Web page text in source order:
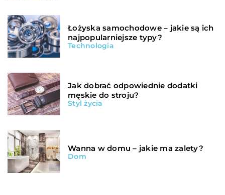
Łożyska samochodowe – jakie są ich
najpopularniejsze typy?
Technologia
Jak dobrać odpowiednie dodatki
męskie do stroju?
Styl życia
Wanna w domu – jakie ma zalety?
Dom